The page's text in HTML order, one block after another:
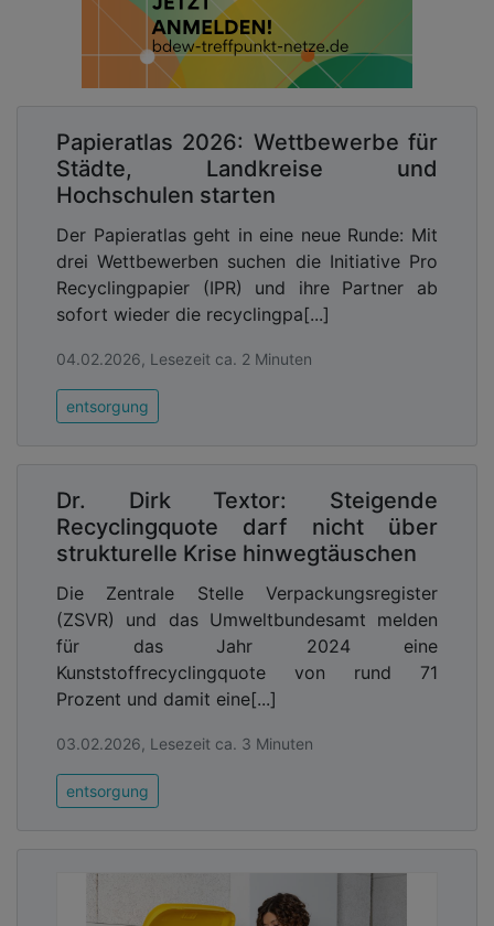
Papieratlas 2026: Wettbewerbe für
Städte, Landkreise und
Hochschulen starten
Der Papieratlas geht in eine neue Runde: Mit
drei Wettbewerben suchen die Initiative Pro
Recyclingpapier (IPR) und ihre Partner ab
sofort wieder die recyclingpa[...]
04.02.2026, Lesezeit ca. 2 Minuten
entsorgung
Dr. Dirk Textor: Steigende
Recyclingquote darf nicht über
strukturelle Krise hinwegtäuschen
Die Zentrale Stelle Verpackungsregister
(ZSVR) und das Umweltbundesamt melden
für das Jahr 2024 eine
Kunststoffrecyclingquote von rund 71
Prozent und damit eine[...]
03.02.2026, Lesezeit ca. 3 Minuten
entsorgung